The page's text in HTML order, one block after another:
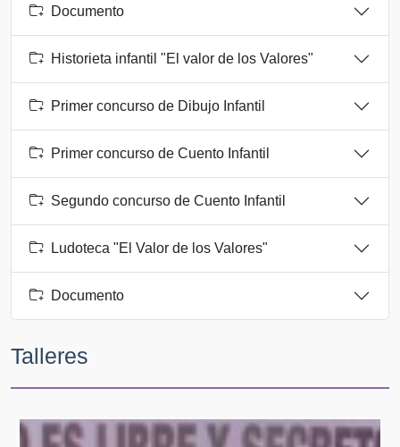
Documento
Historieta infantil "El valor de los Valores"
Primer concurso de Dibujo Infantil
Primer concurso de Cuento Infantil
Segundo concurso de Cuento Infantil
Ludoteca "El Valor de los Valores"
Documento
Talleres